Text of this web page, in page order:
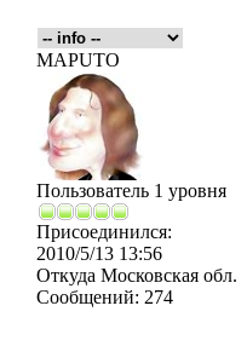
MAPUTO
Пользователь 1 уровня
Присоединился:
2010/5/13 13:56
Откуда Московская обл.
Сообщений: 274